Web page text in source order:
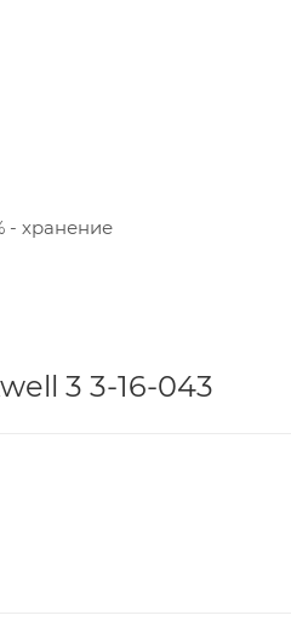
- хранение
3 3-16-043